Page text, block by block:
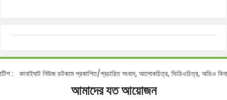
:কানাইঘাট নিউজ ডটকমে প্রকাশিত/প্রচারিত সংবাদ, আলোকচিত্র, ভিডিওচিত্র, অডিও বিনা
আমাদের যত আয়োজন